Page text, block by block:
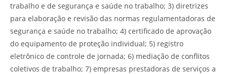
trabalho e de segurança e saúde no trabalho; 3) diretrizes
para elaboração e revisão das normas regulamentadoras de
segurança e saúde no trabalho; 4) certificado de aprovação
do equipamento de proteção individual; 5) registro
eletrônico de controle de jornada; 6) mediação de conflitos
coletivos de trabalho; 7) empresas prestadoras de serviços a